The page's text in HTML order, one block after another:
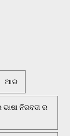
ଆର
ନିରବତା ର